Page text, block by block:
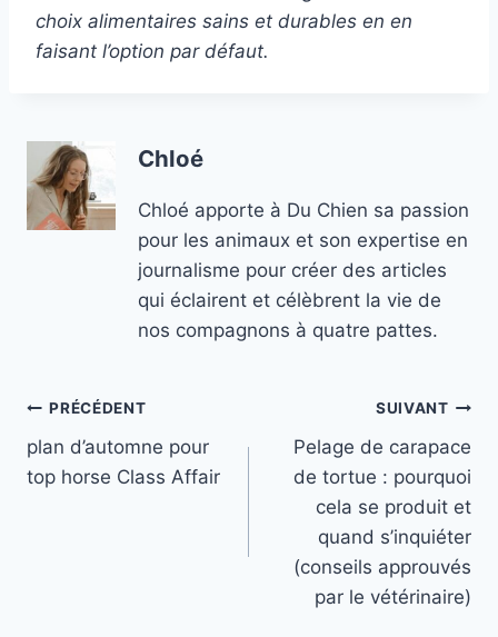
choix alimentaires sains et durables en en
faisant l’option par défaut.
Chloé
Chloé apporte à Du Chien sa passion
pour les animaux et son expertise en
journalisme pour créer des articles
qui éclairent et célèbrent la vie de
nos compagnons à quatre pattes.
Navigation
de
PRÉCÉDENT
plan d’automne pour
top horse Class Affair
SUIVANT
Pelage de carapace
de tortue : pourquoi
cela se produit et
quand s’inquiéter
(conseils approuvés
par le vétérinaire)